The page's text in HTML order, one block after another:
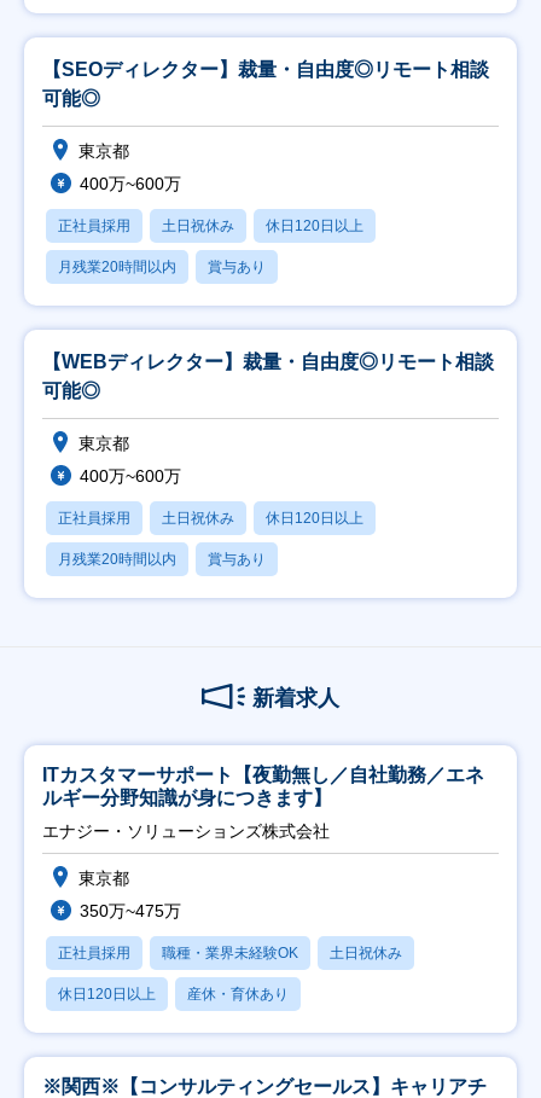
【SEOディレクター】裁量・自由度◎リモート相談
可能◎
東京都
400万~600万
正社員採用 土日祝休み 休日120日以上
月残業20時間以内 賞与あり
【WEBディレクター】裁量・自由度◎リモート相談
可能◎
東京都
400万~600万
正社員採用 土日祝休み 休日120日以上
月残業20時間以内 賞与あり
新着求人
ITカスタマーサポート【夜勤無し／自社勤務／エネ
ルギー分野知識が身につきます】
エナジー・ソリューションズ株式会社
東京都
350万~475万
正社員採用 職種・業界未経験OK 土日祝休み
休日120日以上 産休・育休あり
※関西※【コンサルティングセールス】キャリアチ